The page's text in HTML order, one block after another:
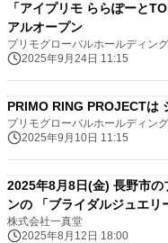
「アイプリモ ららぽーと
アルオープン
プリモグローバルホールディン
2025年9月24日 11:15
PRIMO RING PROJECTは
プリモグローバルホールディン
2025年9月10日 11:15
2025年8月8日(金) 長野市の
ンの 「ブライダルジュエリ
株式会社一真堂
2025年8月12日 18:00